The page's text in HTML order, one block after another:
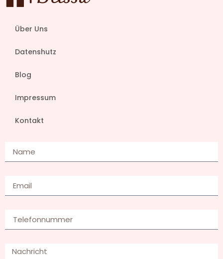
Über Uns
Datenshutz
Blog
Impressum
Kontakt